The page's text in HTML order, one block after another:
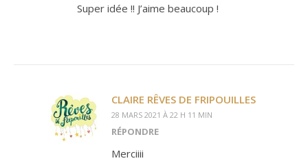
Super idée !! J’aime beaucoup !
CLAIRE RÊVES DE FRIPOUILLES
28 MARS 2021 À 22 H 11 MIN
RÉPONDRE
Merciiii